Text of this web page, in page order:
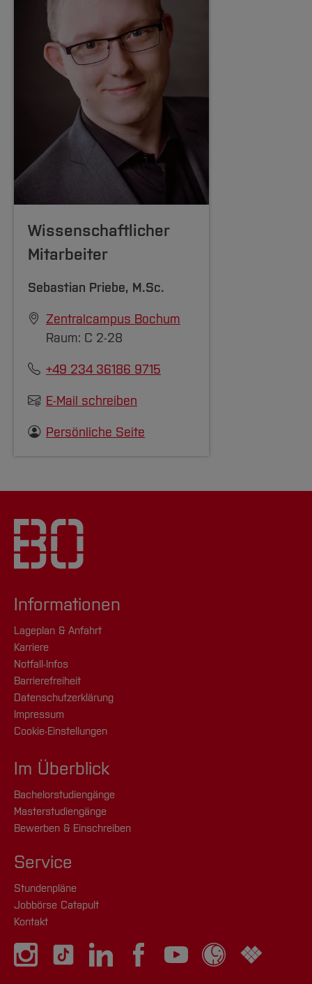
Wissenschaftlicher
Mitarbeiter
Sebastian Priebe, M.Sc.
Zentralcampus Bochum
Raum: C 2-28
+49 234 36186 9715
E-Mail schreiben
Persönliche Seite
Informationen
Lageplan & Anfahrt
Karriere
Notfall-Infos
Barrierefreiheit
Datenschutzerklärung
Impressum
Cookie-Einstellungen
Im Überblick
Bachelorstudiengänge
Masterstudiengänge
Bewerben & Einschreiben
Service
Stundenpläne
Jobbörse Catapult
Kontakt